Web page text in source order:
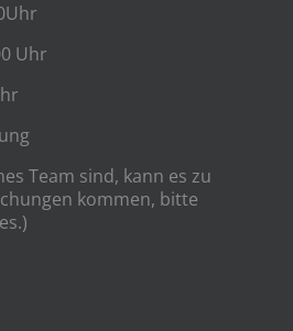
Uhr
Team sind, kann es zu
kommen, bitte